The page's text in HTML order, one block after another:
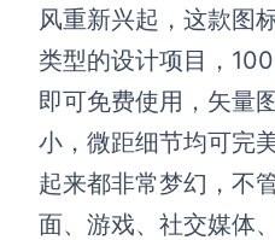
风重新兴起，这款图
类型的设计项目，
即可免费使用，矢量
小，微距细节均可完
起来都非常梦幻，不
面、游戏、社交媒体